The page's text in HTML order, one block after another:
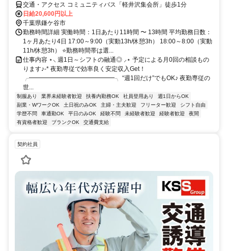
交通・アクセス コミュニティバス「軽井沢集会所」徒歩1分
日給20,600円以上
千葉県鎌ケ谷市
勤務時間詳細 実働時間：1日あたり11時間 〜 13時間 平均勤務日数：
1ヶ月あたり4日 17:00～9:00（実動13h/休憩3h） 18:00～8:00（実動
11h/休憩3h） ⭐勤務時間帯は選...
仕事内容 ⋆⸜ 週1日～シフトの融通◎ ⸝⋆ 予定による月0回の相談もの
ります♪-* 夜勤専従で効率良く安定収入Get！
╭━━━━━━━━━━━━━━╮ “週1回だけ”でもOK♪ 夜勤専従の
世...
制服あり 業界未経験者歓迎 扶養内勤務OK 社員登用あり
週1日からOK
副業・WワークOK
土日祝のみOK 主婦・主夫歓迎 フリーター歓迎
シフト自由
学歴不問
車通勤OK 平日のみOK 経験不問 未経験者歓迎 経験者歓迎
夜間
有資格者歓迎
ブランクOK 交通費支給
契約社員